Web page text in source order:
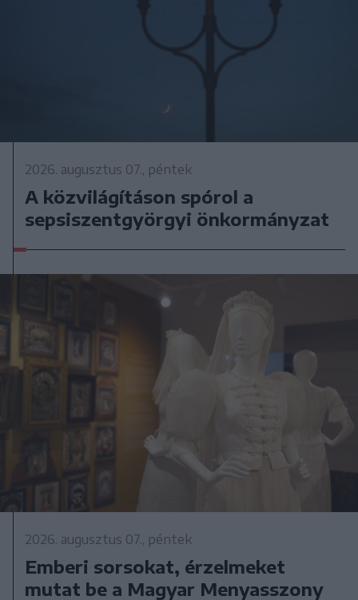
2026. augusztus 07., péntek
A közvilágításon spórol a
sepsiszentgyörgyi önkormányzat
2026. augusztus 07., péntek
Emberi sorsokat, érzelmeket
mutat be a Magyar Menyasszony